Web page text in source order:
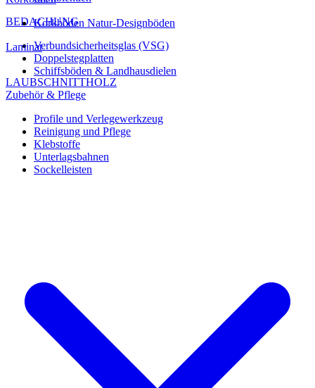
BEDACHUNG
Verbundsicherheitsglas (VSG)
Doppelstegplatten
LAUBSCHNITTHOLZ
Korkböden Natur-Designböden
Laminat
Schiffsböden & Landhausdielen
Zubehör & Pflege
Profile und Verlegewerkzeug
Reinigung und Pflege
Klebstoffe
Unterlagsbahnen
Sockelleisten